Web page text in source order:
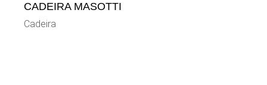
CADEIRA MASOTTI
Cadeira